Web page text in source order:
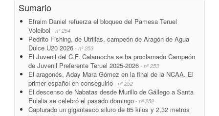
Sumario
Efraim Daniel refuerza el bloqueo del Pamesa Teruel
Voleibol - nº 254
Pedrito Fishing, de Utrillas, campeón de Aragón de Agua
Dulce U20 2026 - nº 253
El Juvenil del C.F. Calamocha se ha proclamado Campeón
de Juvenil Preferente Teruel 2025-2026 - nº 253
El aragonés, Aday Mara Gómez en la final de la NCAA. El
primer español en conseguirlo - nº 252
El descenso de Nabatas desde Murillo de Gállego a Santa
Eulalia se celebró el pasado domingo - nº 252
Capturado un gigantesco siluro de 85 kilos y 2,32 metros